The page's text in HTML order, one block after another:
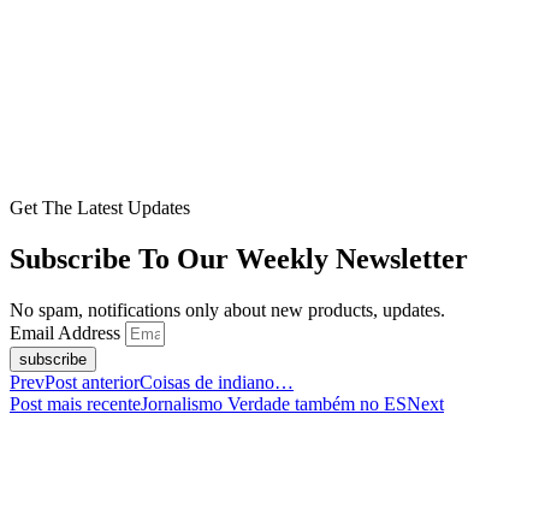
Get The Latest Updates
Subscribe To Our Weekly Newsletter
No spam, notifications only about new products, updates.
Email Address
subscribe
PrevPost anteriorCoisas de indiano…
Post mais recenteJornalismo Verdade também no ESNext